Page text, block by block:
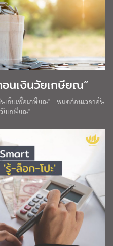
นเงินวัยเกษียณ”
นเก็บเพื่อเกษียณ”…หมดก่อนเวลาอัน
ยเกษียณ”